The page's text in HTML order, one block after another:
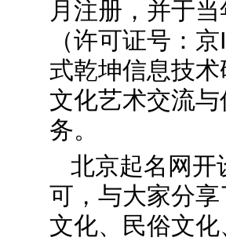
月注册，并于
（许可证号：
式乾坤信息技
文化艺术交流
务。
北京起名网开
可，与大家分
文化、民俗文